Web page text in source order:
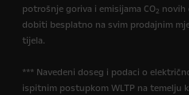
potrošnje goriva i emisijama CO2 novih
dobiti besplatno na svim prodajnim
tijela.
*** Navedeni doseg i podaci o
ispitnim postupkom WLTP na temelju